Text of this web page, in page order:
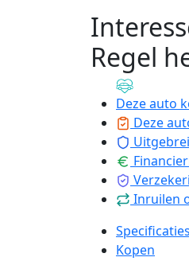
Regel
Deze auto
Deze
Inruilen
Specificaties
Kopen